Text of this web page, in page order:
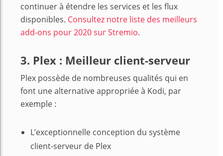
continuer à étendre les services et les flux
disponibles. Consultez notre liste des meilleurs
add-ons pour 2020 sur Stremio.
3. Plex : Meilleur client-serveur
Plex possède de nombreuses qualités qui en
font une alternative appropriée à Kodi, par
exemple :
L’exceptionnelle conception du système
client-serveur de Plex